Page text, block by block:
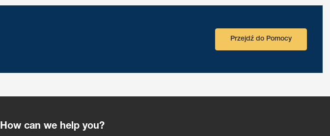
Przejdź do Pomocy
How can we help you?